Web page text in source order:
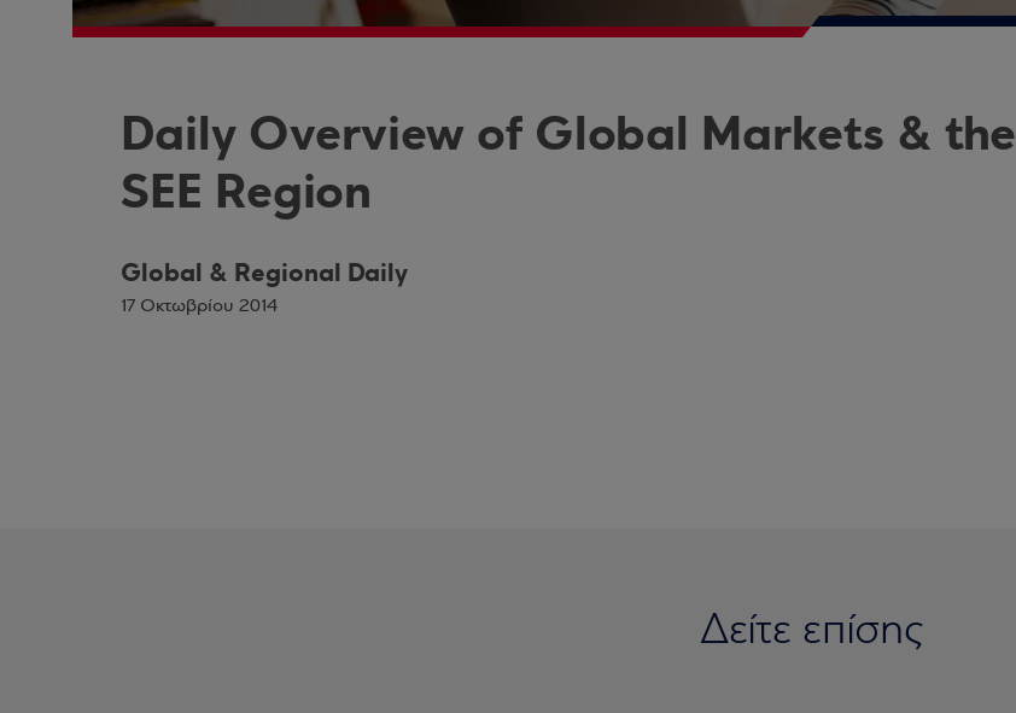
Daily Overview of Global Markets & the
SEE Region
Global & Regional Daily
17 Οκτωβρίου 2014
Δείτε επίσης